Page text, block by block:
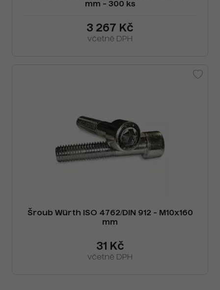
mm - 300 ks
3 267 Kč
včetně DPH
Šroub Würth ISO 4762/DIN 912 - M10x160
mm
31 Kč
včetně DPH